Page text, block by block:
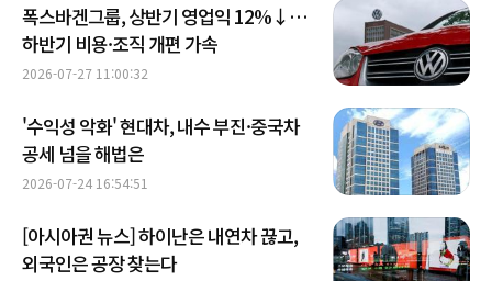
폭스바겐그룹, 상반기 영업익 12%↓…
하반기 비용·조직 개편 가속
2026-07-27 11:00:32
'수익성 악화' 현대차, 내수 부진·중국차
공세 넘을 해법은
2026-07-24 16:54:51
[아시아권 뉴스] 하이난은 내연차 끊고,
외국인은 공장 찾는다